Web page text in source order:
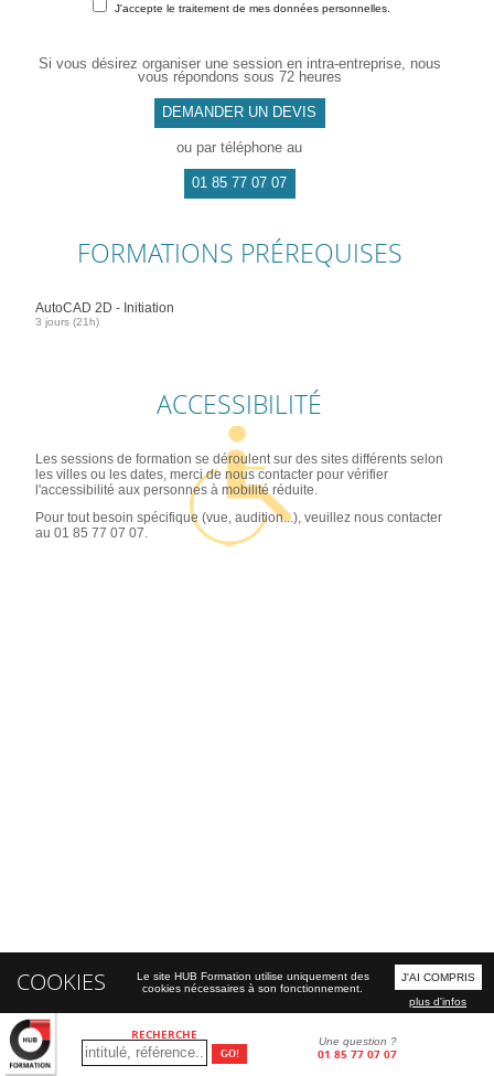
RECHERCHE Une question ?
01 85 77 07 07
J'accepte le traitement de mes données personnelles.
Si vous désirez organiser une session en intra-entreprise, nous
vous répondons sous 72 heures
DEMANDER UN DEVIS
ou par téléphone au
01 85 77 07 07
FORMATIONS PRÉREQUISES
AutoCAD 2D - Initiation
3 jours (21h)
ACCESSIBILITÉ
Les sessions de formation se déroulent sur des sites différents selon
les villes ou les dates, merci de nous contacter pour vérifier
l'accessibilité aux personnes à mobilité réduite.
Pour tout besoin spécifique (vue, audition...), veuillez nous contacter
au 01 85 77 07 07.
COOKIES
Le site HUB Formation utilise uniquement des
cookies nécessaires à son fonctionnement.
J'AI COMPRIS
plus d'infos